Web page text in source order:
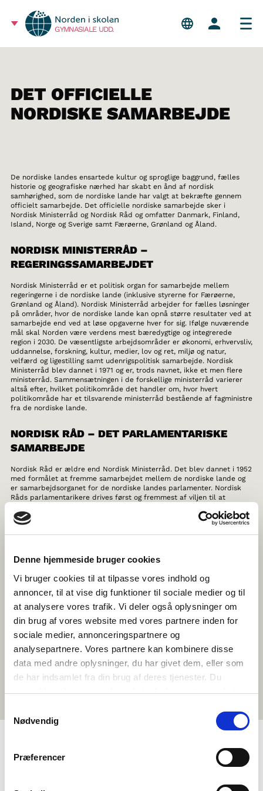
Denne hjemmeside bruger cookies
Vi bruger cookies til at tilpasse vores indhold og
annoncer, til at vise dig funktioner til sociale medier og til
at analysere vores trafik. Vi deler også oplysninger om
din brug af vores website med vores partnere inden for
sociale medier, annonceringspartnere og
analysepartnere. Vores partnere kan kombinere disse
data med andre oplysninger, du har givet dem, eller som
de har indsamlet fra din brug af deres tjenester. Du
samtykker til vores cookies, hvis du fortsætter med at
Nødvendig
Præferencer
GYMNASIALE UDD.
MENU
DET OFFICIELLE
NORDISKE SAMARBEJDE
De nordiske landes ensartede kultur og sproglige baggrund, fælles
historie og geografiske nærhed har skabt en ånd af nordisk
samhørighed, som de nordiske lande har valgt at bekræfte gennem
officielt samarbejde. Det officielle nordiske samarbejde sker i
Nordisk Ministerråd og Nordisk Råd og omfatter Danmark, Finland,
Island, Norge og Sverige samt Færøerne, Grønland og Åland.
NORDISK MINISTERRÅD –
REGERINGSSAMARBEJDET
Nordisk Ministerråd er et politisk organ for samarbejde mellem
regeringerne i de nordiske lande (inklusive styrerne for Færøerne,
Grønland og Åland). Nordisk Ministerråd arbejder for fælles løsninger
på områder, hvor de nordiske lande kan opnå større resultater ved at
samarbejde end ved at løse opgaverne hver for sig. Ifølge nuværende
mål skal Norden være verdens mest bæredygtige og integrerede
region i 2030. De væsentligste arbejdsområder er økonomi, erhvervsliv,
uddannelse, forskning, kultur, medier, lov og ret, miljø og natur,
velfærd og ligestilling samt udenrigspolitisk samarbejde. Nordisk
Ministerråd blev dannet i 1971 og er, trods navnet, ikke et men flere
ministerråd. Sammensætningen i de forskellige ministerråd varierer
altså efter, hvilket politikområde det handler om, hvor hvert
politikområde har et tilsvarende ministerråd bestående af fagministre
fra de nordiske lande.
NORDISK RÅD – DET PARLAMENTARISKE
SAMARBEJDE
Nordisk Råd er ældre end Nordisk Ministerråd. Det blev dannet i 1952
med formålet at fremme samarbejdet mellem de nordiske lande og
er samarbejdsorganet for de nordiske landes parlamenter. Nordisk
Råds parlamentarikere drives først og fremmest af viljen til at
det primære mål for de forslag, der opstår i Nordisk Råd. Et forslag,
der blev realiseret og har haft en stor indflydelse på samfundet, er
den nordiske pasunion, som lader nordiske medborgere rejse uden
har 20 medlemmer hver, hvoraf Danmarks repræsentanter udgøres af
repræsentanter fra Åland. Island har syv medlemmer.
Rådsmedlemmerne sidder i landenes parlamenter og udvælges af
til Nordisk Råd.